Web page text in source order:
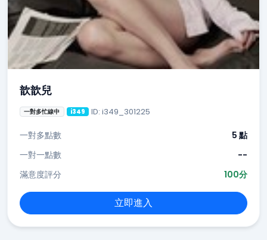
歆歆兒
一對多忙線中 i349 ID: i349_301225
一對多點數
5 點
一對一點數
--
滿意度評分
100分
立即進入